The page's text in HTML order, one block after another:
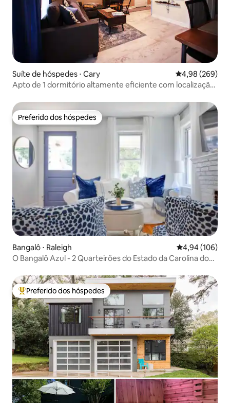
Suíte de hóspedes ⋅ Cary 4,98 de uma
4,98 (269)
Apto de 1 dormitório altamente eficiente com localização
Preferido dos hóspedes
Preferido dos hóspedes
Bangalô ⋅ Raleigh 4,94 de uma
4,94 (106)
O Bangalô Azul - 2 Quarteirões do Estado da Carolina do
Entre os melhores preferidos dos hóspedes
Preferido dos hóspedes